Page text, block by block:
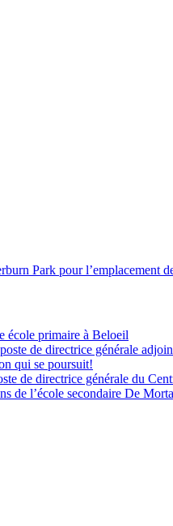
Park pour l’emplacement
école primaire à Beloeil
de directrice générale
qui se poursuit!
de directrice générale du
de l’école secondaire De